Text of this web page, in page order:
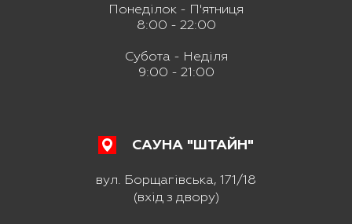
Понеділок - П'ятниця
8:00 - 22:00
Субота - Неділя
9:00 - 21:00
САУНА "ШТАЙН"
вул. Борщагівська, 171/18
(вхід з двору)